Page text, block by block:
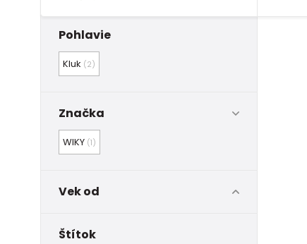
Pohlavie
Kluk (2)
Značka
WIKY (1)
Vek od
Štítok